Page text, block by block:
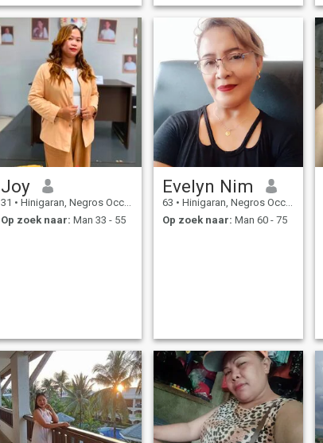
Joy
31 • Hinigaran, Negros Occidental, Filipijnen
Op zoek naar: Man 33 - 55
Evelyn Nim
63 • Hinigaran, Negros Occidental, Filipijnen
Op zoek naar: Man 60 - 75